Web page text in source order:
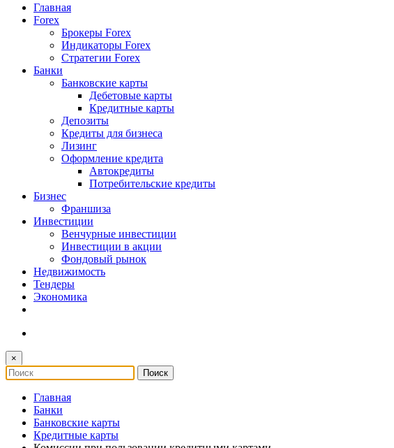
Главная
Forex
Брокеры Forex
Индикаторы Forex
Стратегии Forex
Банки
Банковские карты
Дебетовые карты
Кредитные карты
Депозиты
Кредиты для бизнеса
Лизинг
Оформление кредита
Автокредиты
Потребительские кредиты
Бизнес
Франшиза
Инвестиции
Венчурные инвестиции
Инвестиции в акции
Фондовый рынок
Недвижимость
Тендеры
Экономика
×
Главная
Банки
Банковские карты
Кредитные карты